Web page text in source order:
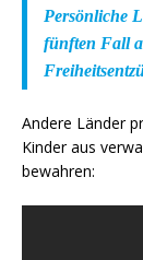
Persönliche
fünften Fall
Andere Länder
Kinder aus
bewahren: